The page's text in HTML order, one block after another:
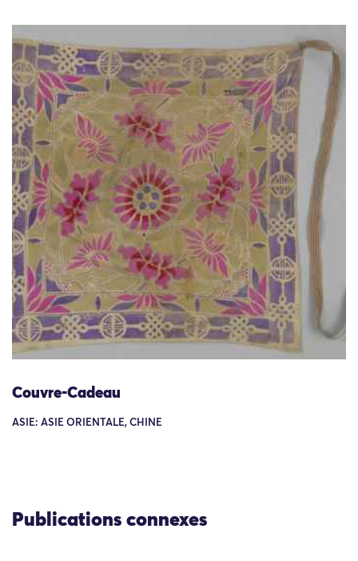
Couvre-Cadeau
ASIE: ASIE ORIENTALE, CHINE
Publications connexes